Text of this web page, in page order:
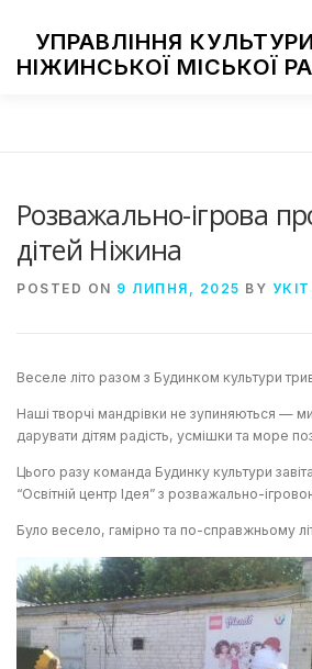
contentУПРАВЛІННЯ
НІЖИНСЬКОЇ МІСЬКОЇ
Розважально-ігрова
дітей Ніжина
POSTED ON 9 ЛИПНЯ, 2025 BY УКІТ
Веселе літо разом з Будинком культури
Наші творчі мандрівки не зупиняються —
дарувати дітям радість, усмішки та море
Цього разу команда Будинку культури
“Освітній центр Ідея” з розважально-
Було весело, гамірно та по-справжньому